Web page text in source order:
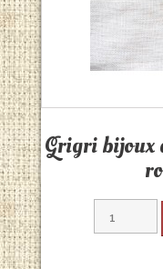
Grigri bijoux